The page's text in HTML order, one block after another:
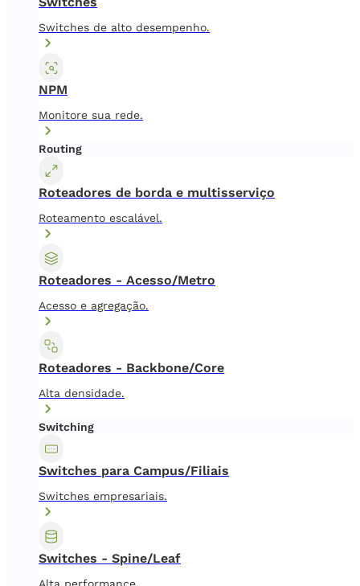
Switches de alto desempenho.
NPM
Monitore sua rede.
Routing
Roteadores de borda e multisserviço
Roteamento escalável.
Roteadores - Acesso/Metro
Acesso e agregação.
Roteadores - Backbone/Core
Alta densidade.
Switching
Switches para Campus/Filiais
Switches empresariais.
Switches - Spine/Leaf